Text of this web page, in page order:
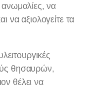
ανωμαλίες, να
να αξιολογείτε τα
θησαυρών,
θέλει να